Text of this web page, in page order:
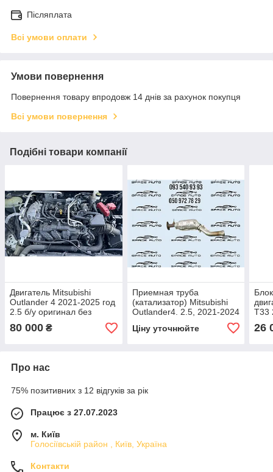
Післяплата
Всі умови оплати
Умови повернення
Повернення товару впродовж 14 днів за рахунок покупця
Всі умови повернення
Подібні товари компанії
Двигатель Mitsubishi
Outlander 4 2021-2025 год
2.5 б/у оригинал без
дефектов в отличном
состоянии MQ719573 /
80 000 ₴
Приемная труба
(катализатор) Mitsubishi
Outlander4. 2.5, 2021-2024
оригинал 1570D824
Ціну уточнюйте
T33
26
Про нас
75% позитивних з 12 відгуків за рік
Працює з 27.07.2023
м. Київ
Голосіївській район , Київ, Україна
Контакти